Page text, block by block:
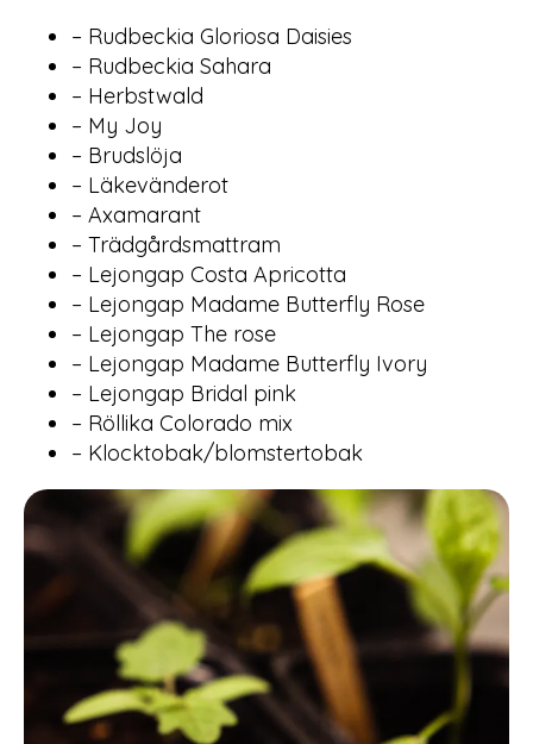
– Rudbeckia Gloriosa Daisies
– Rudbeckia Sahara
– Herbstwald
– My Joy
– Brudslöja
– Läkevänderot
– Axamarant
– Trädgårdsmattram
– Lejongap Costa Apricotta
– Lejongap Madame Butterfly Rose
– Lejongap The rose
– Lejongap Madame Butterfly Ivory
– Lejongap Bridal pink
– Röllika Colorado mix
– Klocktobak/blomstertobak